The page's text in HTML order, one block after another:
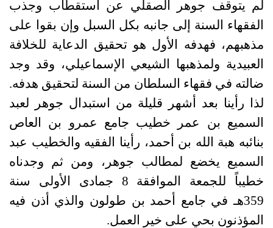
لم يتوقف جوهر الصقلي عن استقطاب وجذب
الفقهاء السنة إلى جانبه بكل السبل وإن بقوا على
مذهبهم، فهدفه الأول هو تحقيق الدعاية للخلافة
العبيدية ولمذهبها الشيعي الإسماعيلي، وقد وجد
ضالته في فقهاء السلطان من السنة لتحقيق هدفه.
لذا رأينا بعد أشهر قليلة من استبدال جوهر لعبد
السميع بن عمر خطيب جامع عمرو بن العاص
بنائبه هبة الله بن أحمد، رأينا الفقيه والخطيب عبد
السميع يخضع لمطالب جوهر، ومن ثم وجدناه
خطيباً للجمعة الموافقة 8 جمادى الأولى سنة
359هـ في جامع أحمد بن طولون والذي أذن فيه
المؤذنون بحي على خير العمل.